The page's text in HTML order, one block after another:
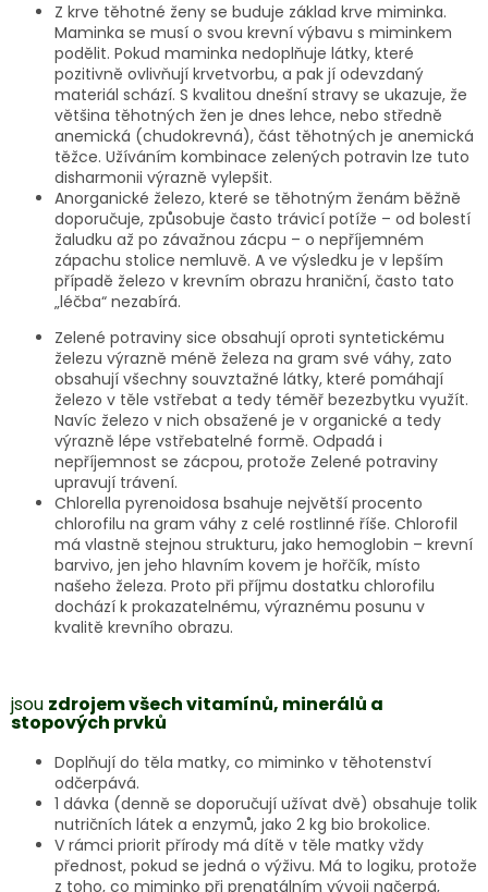
Z krve těhotné ženy se buduje základ krve miminka.
Maminka se musí o svou krevní výbavu s miminkem
podělit. Pokud maminka nedoplňuje látky, které
pozitivně ovlivňují krvetvorbu, a pak jí odevzdaný
materiál schází. S kvalitou dnešní stravy se ukazuje, že
většina těhotných žen je dnes lehce, nebo středně
anemická (chudokrevná), část těhotných je anemická
těžce. Užíváním kombinace zelených potravin lze tuto
disharmonii výrazně vylepšit.
Anorganické železo, které se těhotným ženám běžně
doporučuje, způsobuje často trávicí potíže – od bolestí
žaludku až po závažnou zácpu – o nepříjemném
zápachu stolice nemluvě. A ve výsledku je v lepším
případě železo v krevním obrazu hraniční, často tato
„léčba“ nezabírá.
Zelené potraviny sice obsahují oproti syntetickému
železu výrazně méně železa na gram své váhy, zato
obsahují všechny souvztažné látky, které pomáhají
železo v těle vstřebat a tedy téměř bezezbytku využít.
Navíc železo v nich obsažené je v organické a tedy
výrazně lépe vstřebatelné formě. Odpadá i
nepříjemnost se zácpou, protože Zelené potraviny
upravují trávení.
Chlorella pyrenoidosa bsahuje největší procento
chlorofilu na gram váhy z celé rostlinné říše. Chlorofil
má vlastně stejnou strukturu, jako hemoglobin – krevní
barvivo, jen jeho hlavním kovem je hořčík, místo
našeho železa. Proto při příjmu dostatku chlorofilu
dochází k prokazatelnému, výraznému posunu v
kvalitě krevního obrazu.
jsou zdrojem všech vitamínů, minerálů a
stopových prvků
Doplňují do těla matky, co miminko v těhotenství
odčerpává.
1 dávka (denně se doporučují užívat dvě) obsahuje tolik
nutričních látek a enzymů, jako 2 kg bio brokolice.
V rámci priorit přírody má dítě v těle matky vždy
přednost, pokud se jedná o výživu. Má to logiku, protože
z toho, co miminko při prenatálním vývoji načerpá,